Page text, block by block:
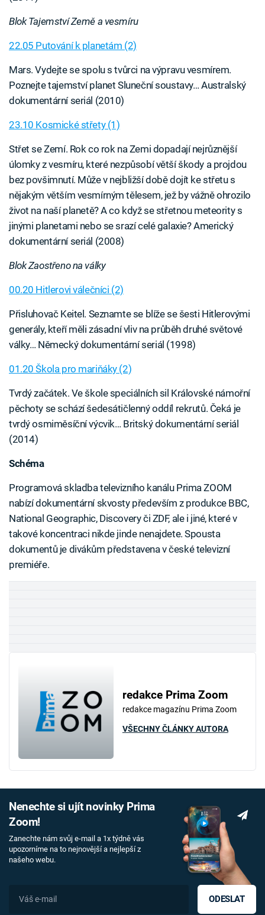
Blok Tajemství Země a vesmíru
22.05 Putování k planetám (2)
Mars. Vydejte se spolu s tvůrci na výpravu vesmírem.
Poznejte tajemství planet Sluneční soustavy… Australský
dokumentární seriál (2010)
23.10 Kosmické střety (1)
Střet se Zemí. Rok co rok na Zemi dopadají nejrůznější
úlomky z vesmíru, které nezpůsobí větší škody a projdou
bez povšimnutí. Může v nejbližší době dojít ke střetu s
nějakým větším vesmírným tělesem, jež by vážně ohrozilo
život na naší planetě? A co když se střetnou meteority s
jinými planetami nebo se srazí celé galaxie? Americký
dokumentární seriál (2008)
Blok Zaostřeno na války
00.20 Hitlerovi válečníci (2)
Přisluhovač Keitel. Seznamte se blíže se šesti Hitlerovými
generály, kteří měli zásadní vliv na průběh druhé světové
války… Německý dokumentární seriál (1998)
01.20 Škola pro mariňáky (2)
Tvrdý začátek. Ve škole speciálních sil Královské námořní
pěchoty se schází šedesátičlenný oddíl rekrutů. Čeká je
tvrdý osmiměsíční výcvik… Britský dokumentární seriál
(2014)
Schéma
Programová skladba televizního kanálu Prima ZOOM
nabízí dokumentární skvosty především z produkce BBC,
National Geographic, Discovery či ZDF, ale i jiné, které v
takové koncentraci nikde jinde nenajdete. Spousta
dokumentů je divákům představena v české televizní
premiéře.
redakce Prima Zoom
redakce magazínu Prima Zoom
VŠECHNY ČLÁNKY AUTORA
Nenechte si ujít novinky Prima
Zoom!
Zanechte nám svůj e-mail a 1x týdně vás
upozorníme na to nejnovější a nejlepší z
našeho webu.
ODESLAT